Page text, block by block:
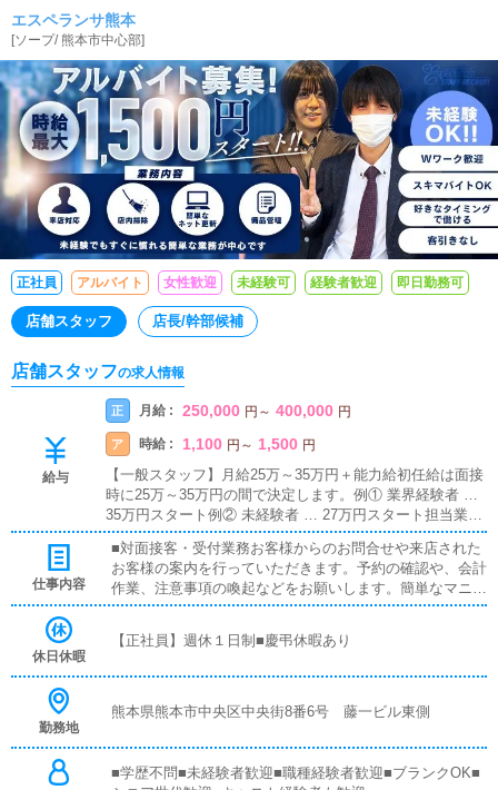
で完全自由シフト!!
エスペランサ熊本
[ソープ/熊本市中心部]
正社員 アルバイト 女性歓迎 未経験可 経験者歓迎 即日勤務可
店舗スタッフ 店長/幹部候補
店舗スタッフの求人情報
給与
正 月給 : 250,000 円 ～ 400,000 円
ア 時給 : 1,100 円 ～ 1,500 円
【一般スタッフ】月給25万～35万円＋能力給初任給は面接
時に25万～35万円の間で決定します。例① 業界経験者 …
35万円スタート例② 未経験者 … 27万円スタート担当業務
手当あり【最大5万円】↓最大月収 35万円＋担当業務手当
5万総支給40万円
仕事内容
■対面接客・受付業務お客様からのお問合せや来店された
お客様の案内を行っていただきます。予約の確認や、会計
作業、注意事項の喚起などをお願いします。簡単なマニュ
アルや、先輩スタッフに付いて業務内容を見ながら徐々に
す。■PC更新業務ヘブンネットなど、ポータルサイト等の
はボタンを押すだけや、ブログの更新時に簡単に文字が入
きます。■清掃・備品管理お客様やキャストの方に快適に
お過ごしいただくため、店内の清掃や備品の管理・補充を
休日休暇
【正社員】週休１日制■慶弔休暇あり
勤務地
熊本県熊本市中央区中央街8番6号 藤一ビル東側
■学歴不問■未経験者歓迎■職種経験者歓迎■ブランクOK■